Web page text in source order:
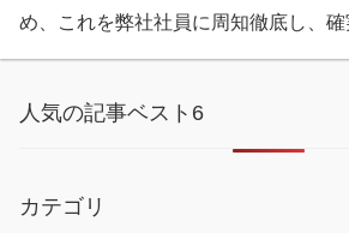
め、これを弊社社員に周知徹底し、確
人気の記事ベスト6
カテゴリ